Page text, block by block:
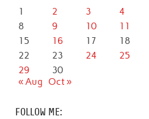
1 2 3 4
8
9 10 11
15
16 17 18
22
23 24 25
29
30
« Aug
Oct »
FOLLOW ME: